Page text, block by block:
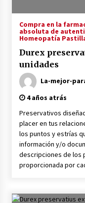
Compra en la
absoluta de
Homeopatía
Durex
unidades
La-mejor-
4 años atrás
Preservativos
placer en tus
los puntos y estrías
información y/o
descripciones de los
proporcionada por